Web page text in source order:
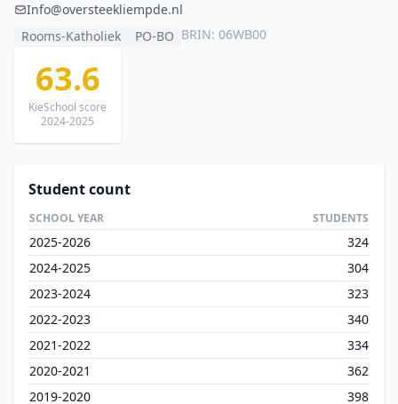
Info@oversteekliempde.nl
Rooms-Katholiek
PO-BO BRIN: 06WB00
63.6
KieSchool score
2024-2025
Student count
SCHOOL YEAR STUDENTS
2025-2026
324
2024-2025
304
2023-2024
323
2022-2023
340
2021-2022
334
2020-2021
362
2019-2020
398